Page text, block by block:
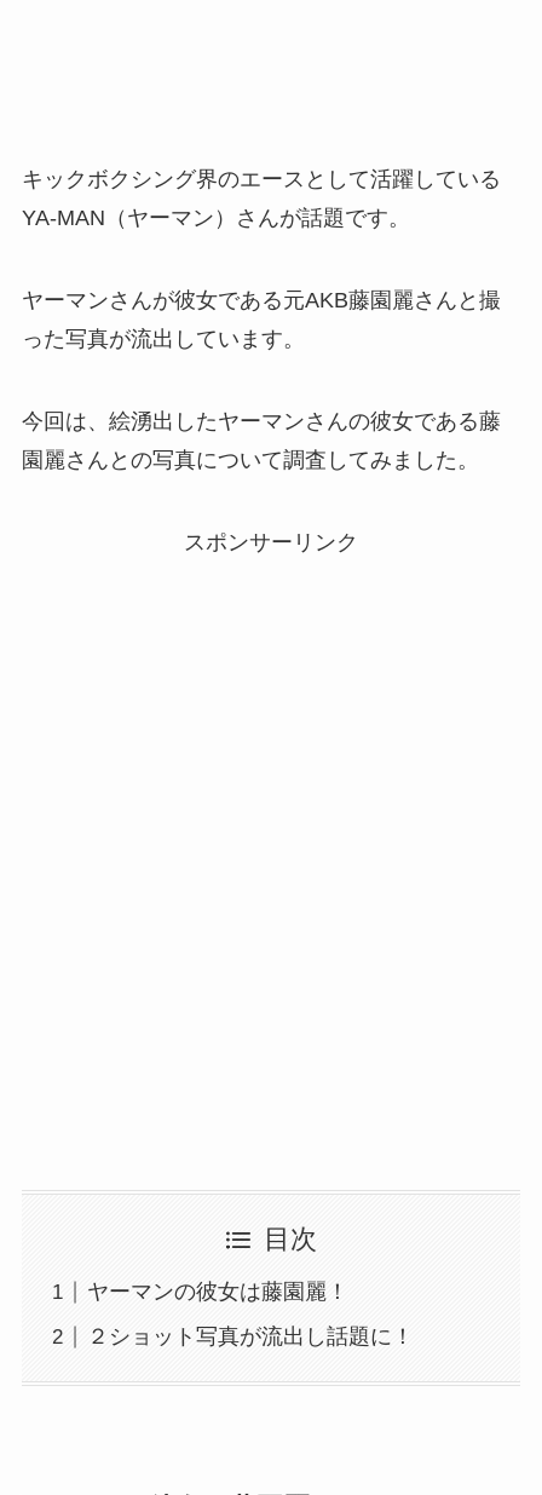
キックボクシング界のエースとして活躍している
YA-MAN（ヤーマン）さんが話題です。
ヤーマンさんが彼女である元AKB藤園麗さんと撮
った写真が流出しています。
今回は、絵湧出したヤーマンさんの彼女である藤
園麗さんとの写真について調査してみました。
スポンサーリンク
目次
ヤーマンの彼女は藤園麗！
２ショット写真が流出し話題に！